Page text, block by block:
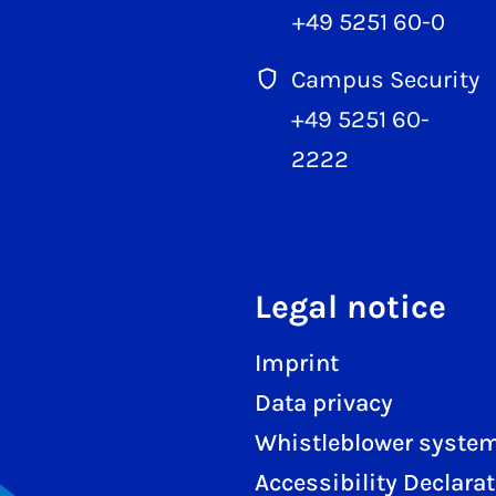
+49 5251 60-0
Campus Security
+49 5251 60-
2222
Legal notice
Imprint
Data privacy
Whistleblower
Accessibility